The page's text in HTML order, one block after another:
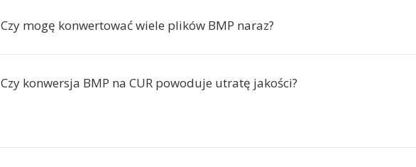
Czy mogę konwertować wiele plików BMP naraz?
Czy konwersja BMP na CUR powoduje utratę jakości?